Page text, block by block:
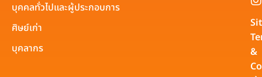
บุคคลทั่วไปและผู้ประกอบการ
ศิษย์เก่า
บุคลากร
&